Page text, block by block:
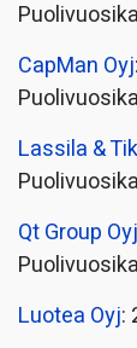
CapMan Oyj
Lassila &
Qt Group Oyj
Luotea Oyj: